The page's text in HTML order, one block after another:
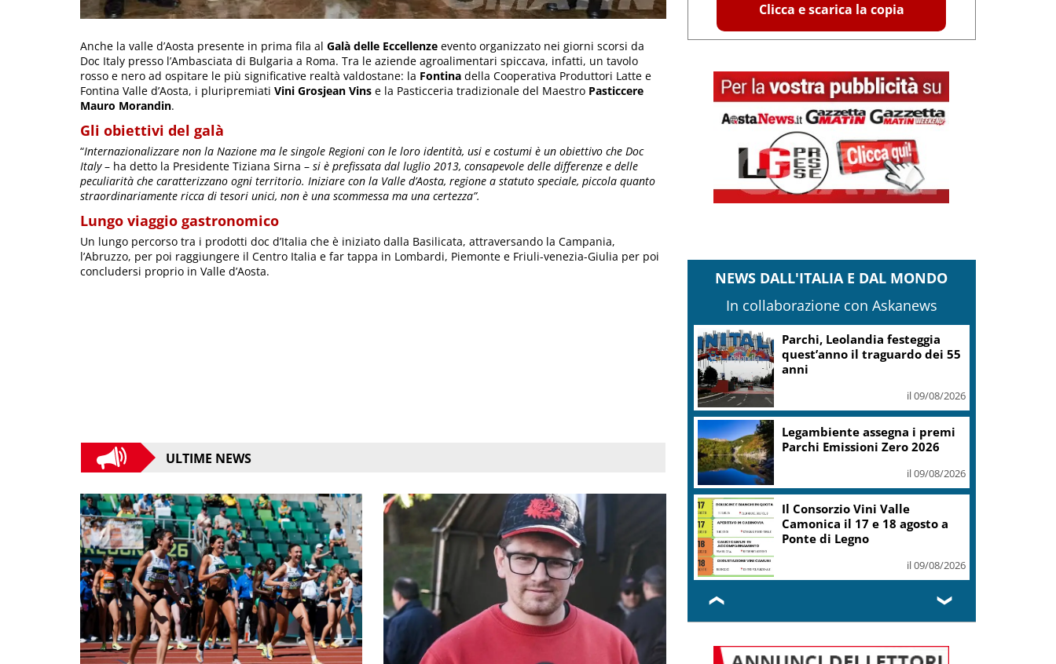
Anche la valle d’Aosta presente in prima fila al Galà delle Eccellenze evento organizzato nei giorni scorsi da
Doc Italy presso l’Ambasciata di Bulgaria a Roma. Tra le aziende agroalimentari spiccava, infatti, un tavolo
rosso e nero ad ospitare le più significative realtà valdostane: la Fontina della Cooperativa Produttori Latte e
Fontina Valle d’Aosta, i pluripremiati Vini Grosjean Vins e la Pasticceria tradizionale del Maestro Pasticcere
Mauro Morandin.
Gli obiettivi del galà
“Internazionalizzare non la Nazione ma le singole Regioni con le loro identità, usi e costumi è un obiettivo che Doc
Italy– ha detto la Presidente Tiziana Sirna – si è prefissata dal luglio 2013, consapevole delle differenze e delle
peculiarità che caratterizzano ogni territorio. Iniziare con la Valle d’Aosta, regione a statuto speciale, piccola quanto
straordinariamente ricca di tesori unici, non è una scommessa ma una certezza”.
Lungo viaggio gastronomico
Un lungo percorso tra i prodotti doc d’Italia che è iniziato dalla Basilicata, attraversando la Campania,
l’Abruzzo, per poi raggiungere il Centro Italia e far tappa in Lombardi, Piemonte e Friuli-venezia-Giulia per poi
concludersi proprio in Valle d’Aosta.
ULTIME NEWS
Clicca e scarica la copia
NEWS DALL'ITALIA E DAL MONDO
In collaborazione con Askanews
Parchi, Leolandia festeggia
quest’anno il traguardo dei 55
anni
il 09/08/2026
Legambiente assegna i premi
Parchi Emissioni Zero 2026
il 09/08/2026
Il Consorzio Vini Valle
Camonica il 17 e 18 agosto a
Ponte di Legno
il 09/08/2026
❮ ❯